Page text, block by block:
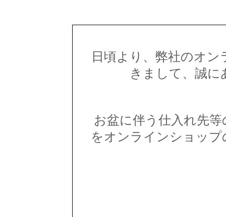
日頃より、弊社のオ
きまして、誠
お盆に伴う仕入れ先
をオンラインショッ